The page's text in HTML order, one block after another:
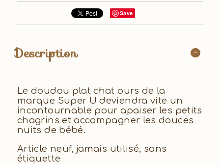
Save
Description
Le doudou plat chat ours de la
marque Super U deviendra vite un
incontournable pour apaiser les petits
chagrins et accompagner les douces
nuits de bébé.
Article neuf, jamais utilisé, sans
étiquette